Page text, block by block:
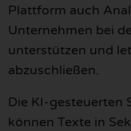
Plattform auch
Unternehmen bei
unterstützen und
abzuschließen.
Die KI-gesteuerten
können Texte in